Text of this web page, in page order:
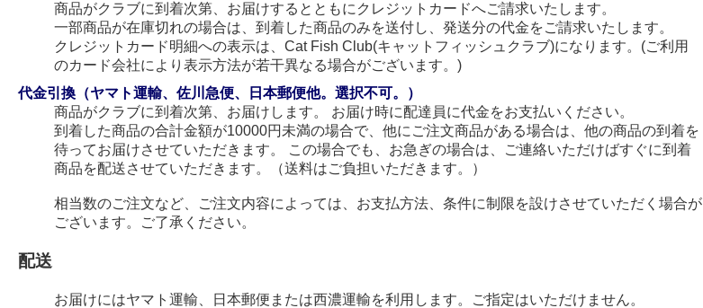
商品がクラブに到着次第、お届けするとともにクレジットカードへご請求いたします。
一部商品が在庫切れの場合は、到着した商品のみを送付し、発送分の代金をご請求いたします。
クレジットカード明細への表示は、Cat Fish Club(キャットフィッシュクラブ)になります。(ご利用
のカード会社により表示方法が若干異なる場合がございます。)
代金引換（ヤマト運輸、佐川急便、日本郵便他。選択不可。）
商品がクラブに到着次第、お届けします。 お届け時に配達員に代金をお支払いください。
到着した商品の合計金額が10000円未満の場合で、他にご注文商品がある場合は、他の商品の到着を
待ってお届けさせていただきます。 この場合でも、お急ぎの場合は、ご連絡いただけばすぐに到着
商品を配送させていただきます。（送料はご負担いただきます。）
相当数のご注文など、ご注文内容によっては、お支払方法、条件に制限を設けさせていただく場合が
ございます。ご了承ください。
配送
お届けにはヤマト運輸、日本郵便または西濃運輸を利用します。ご指定はいただけません。